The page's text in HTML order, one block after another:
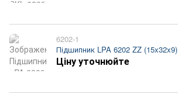
6202-1
Підшипник LPA 6202 ZZ (15x32x9)
Ціну уточнюйте